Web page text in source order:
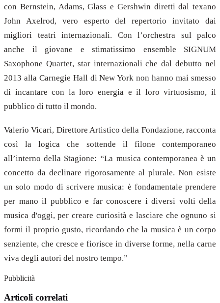
con Bernstein, Adams, Glass e Gershwin diretti dal texano
John Axelrod, vero esperto del repertorio invitato dai
migliori teatri internazionali. Con l’orchestra sul palco
anche il giovane e stimatissimo ensemble SIGNUM
Saxophone Quartet, star internazionali che dal debutto nel
2013 alla Carnegie Hall di New York non hanno mai smesso
di incantare con la loro energia e il loro virtuosismo, il
pubblico di tutto il mondo.
Valerio Vicari, Direttore Artistico della Fondazione, racconta
così la logica che sottende il filone contemporaneo
all’interno della Stagione: “La musica contemporanea è un
concetto da declinare rigorosamente al plurale. Non esiste
un solo modo di scrivere musica: è fondamentale prendere
per mano il pubblico e far conoscere i diversi volti della
musica d'oggi, per creare curiosità e lasciare che ognuno si
formi il proprio gusto, ricordando che la musica è un corpo
senziente, che cresce e fiorisce in diverse forme, nella carne
viva degli autori del nostro tempo.”
Pubblicità
Articoli correlati